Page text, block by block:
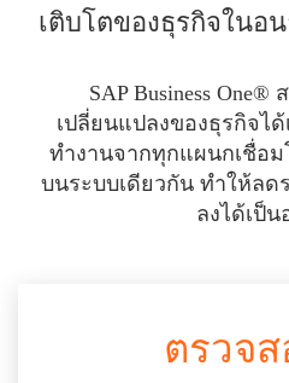
เติบโตของธุรกิจในอ
SAP Business One®
เปลี่ยนแปลงของธุรกิจไ
ทำงานจากทุกแผนกเชื่อ
บนระบบเดียวกัน ทำให้ลด
ลงได้เป็น
ตรวจ